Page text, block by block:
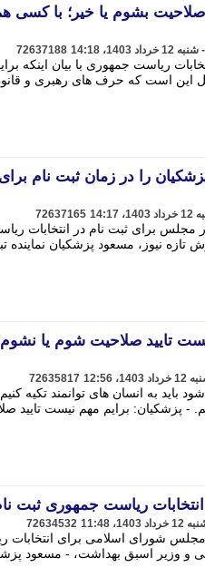
صلاحیت بشوم یا خیر؛ با
72637188
ریاست جمهوری با بیان اینکه
این است که حرف های رهبری و
را در زمان ثبت نام
72637165
مجلس برای ثبت نام در انتخابات
تازه نیوز، مسعود پزشکیان نماینده
تایید صلاحیت شوم یا نشوم
72635817
به انسان های توانمند تکیه
- پزشکیان: برایم مهم نیست تایید
ریاست جمهوری ثبت
72634532
مجلس شورای اسلامی برای
و وزیر اسبق بهداشت، - مسعود